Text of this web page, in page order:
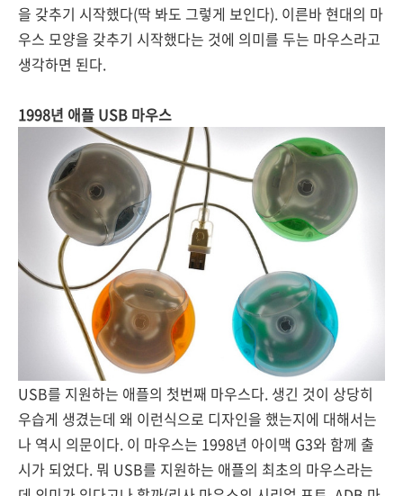
을 갖추기 시작했다(딱 봐도 그렇게 보인다). 이른바 현대의 마
우스 모양을 갖추기 시작했다는 것에 의미를 두는 마우스라고
생각하면 된다.
1998년 애플 USB 마우스
USB를 지원하는 애플의 첫번째 마우스다. 생긴 것이 상당히
우습게 생겼는데 왜 이런식으로 디자인을 했는지에 대해서는
나 역시 의문이다. 이 마우스는 1998년 아이맥 G3와 함께 출
시가 되었다. 뭐 USB를 지원하는 애플의 최초의 마우스라는